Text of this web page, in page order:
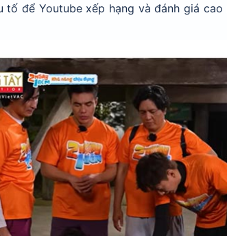
tố để Youtube xếp hạng và đánh giá